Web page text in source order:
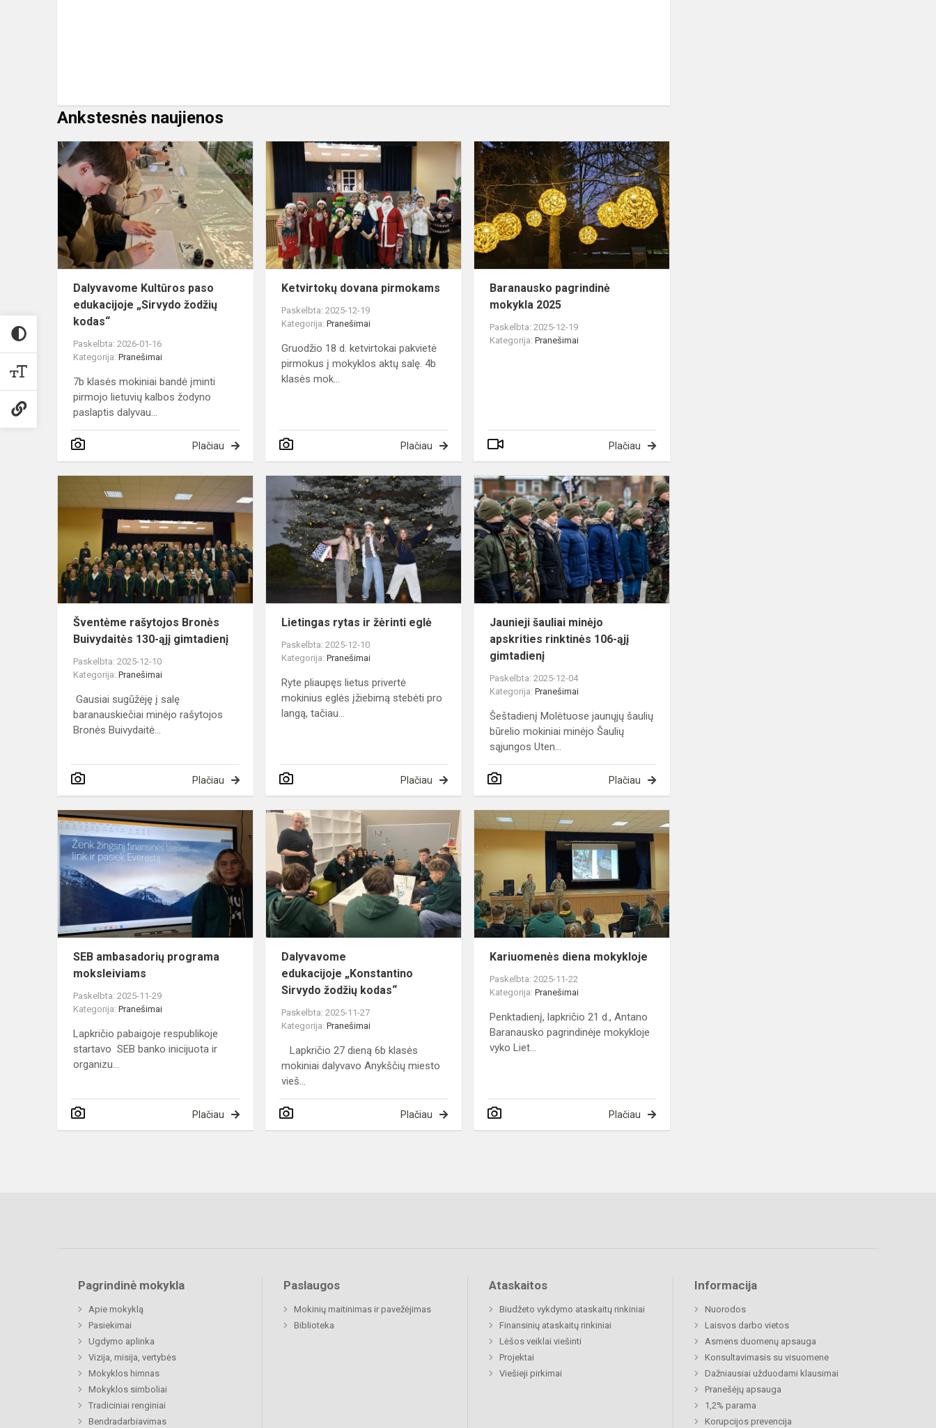
Ankstesnės naujienos
Dalyvavome
Kultūros
paso
edukacijoje
„Sirvydo
žodžių
kodas“
Dalyvavome Kultūros paso
edukacijoje „Sirvydo žodžių
kodas“
Paskelbta: 2026-01-16
Kategorija: Pranešimai
7b klasės mokiniai bandė įminti
pirmojo lietuvių kalbos žodyno
paslaptis dalyvau...
Plačiau
Ketvirtokų
dovana
pirmokams
Ketvirtokų dovana pirmokams
Paskelbta: 2025-12-19
Kategorija:Pranešimai
Gruodžio 18 d. ketvirtokai pakvietė
pirmokus į mokyklos aktų salę. 4b
klasės mok...
Plačiau
Baranausko
pagrindinė
mokykla
2025
Baranausko pagrindinė
mokykla 2025
Paskelbta: 2025-12-19
Kategorija:Pranešimai
Plačiau
Šventėme
rašytojos
Bronės
Buivydaitės
130-
ąjį
gimtadienį
Šventėme rašytojos Bronės
Buivydaitės 130-ąjį gimtadienį
Paskelbta: 2025-12-10
Kategorija: Pranešimai
Gausiai sugūžėję į salę
baranauskiečiai minėjo rašytojos
Bronės Buivydaitė...
Plačiau
Lietingas
rytas
žėrinti
eglė
Lietingas rytas ir žėrinti eglė
Paskelbta: 2025-12-10
Kategorija:Pranešimai
Ryte pliaupęs lietus privertė
mokinius eglės įžiebimą stebėti pro
langą, tačiau...
Plačiau
Jaunieji
šauliai
minėjo
apskrities
rinktinės
106-
ąjį
gimtad...
Jaunieji šauliai minėjo
apskrities rinktinės 106-ąjį
gimtadienį
Paskelbta: 2025-12-04
Kategorija:Pranešimai
Šeštadienį Molėtuose jaunųjų šaulių
būrelio mokiniai minėjo Šaulių
sąjungos Uten...
Plačiau
SEB
ambasadorių
program...
SEB ambasadorių programa
moksleiviams
Paskelbta: 2025-11-29
Kategorija: Pranešimai
Lapkričio pabaigoje respublikoje
startavo SEB banko inicijuota ir
organizu...
Plačiau
Dalyvavome
edukacijoje „Konstantino
Sirvydo
žodžių
kodas“
Dalyvavome
edukacijoje „Konstantino
Sirvydo žodžių kodas“
Paskelbta: 2025-11-27
Kategorija:Pranešimai
Lapkričio 27 dieną 6b klasės
mokiniai dalyvavo Anykščių miesto
vieš...
Plačiau
diena
mokykloje
Kariuomenės diena mokykloje
Paskelbta: 2025-11-22
Kategorija:Pranešimai
Penktadienį, lapkričio 21 d., Antano
Baranausko pagrindinėje mokykloje
vyko Liet...
Plačiau
Pagrindinė mokykla
Apie mokyklą
Pasiekimai
Ugdymo aplinka
Vizija, misija, vertybės
Mokyklos himnas
Mokyklos simboliai
Tradiciniai renginiai
Bendradarbiavimas
Paslaugos
Mokinių maitinimas ir pavežėjimas
Biblioteka
Ataskaitos
Biudžeto vykdymo ataskaitų rinkiniai
Finansinių ataskaitų rinkiniai
Lėšos veiklai viešinti
Projektai
Viešieji pirkimai
Informacija
Nuorodos
Laisvos darbo vietos
Asmens duomenų apsauga
Konsultavimasis su visuomene
Dažniausiai užduodami klausimai
Pranešėjų apsauga
1,2% parama
Korupcijos prevencija